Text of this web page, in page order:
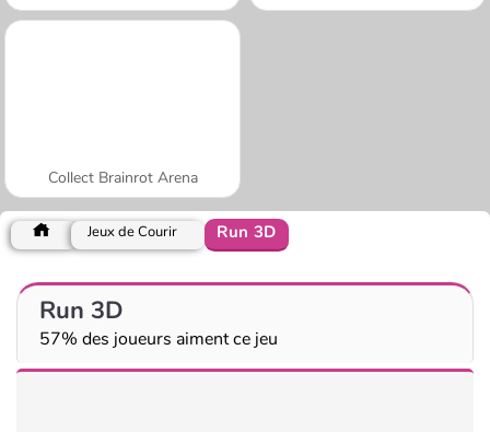
Collect Brainrot Arena
Jeux de Courir Run 3D
Run 3D
57% des joueurs aiment ce jeu